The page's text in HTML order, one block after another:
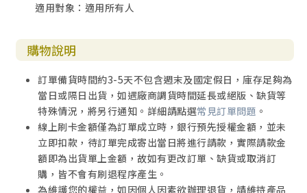
適用對象：適用所有人
購物說明
訂單備貨時間約3-5天不包含週末及國定假日，庫存足夠為
當日或隔日出貨，如遇廠商調貨時間延長或絕版、缺貨等
特殊情況，將另行通知。詳細請點選常見訂單問題 。
線上刷卡金額僅為訂單成立時，銀行預先授權金額，並未
立即扣款，待訂單完成寄出當日將進行請款，實際請款金
額即為出貨單上金額，故如有更改訂單、缺貨或取消訂
購，皆不會有刷退程序產生。
為維護您的權益，如因個人因素欲辦理退貨，請維持產品